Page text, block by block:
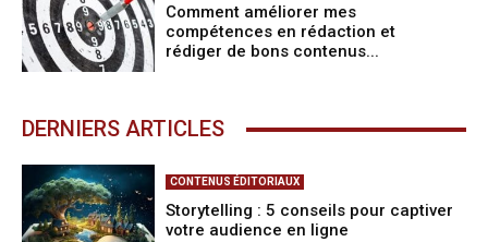
Comment améliorer mes
compétences en rédaction et
rédiger de bons contenus...
DERNIERS ARTICLES
CONTENUS ÉDITORIAUX
Storytelling : 5 conseils pour captiver
votre audience en ligne